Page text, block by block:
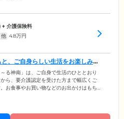
+ 介護保険料
他 4.8万円
、ご自身らしい生活をお楽しみく
る神南」は、ご自身で生活のひととおり
ら、要介護認定を受けた方まで幅広くご
お食事やお買い物などのお出かけはもち
い生活をお過ごしいただけます。経験豊